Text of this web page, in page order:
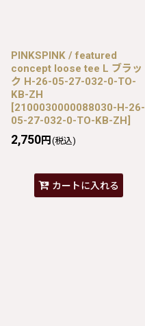
PINKSPINK / featured
concept loose tee L ブラッ
ク H-26-05-27-032-0-TO-
KB-ZH
[2100030000088030-H-26-
05-27-032-0-TO-KB-ZH]
2,750円 (税込)
カートに入れる